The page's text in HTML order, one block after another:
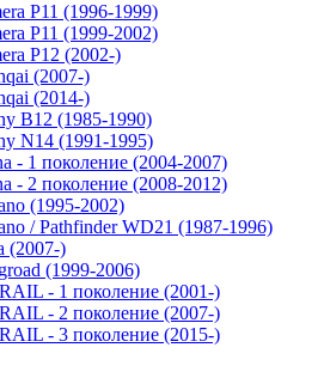
P11 (1996-1999)
P11 (1999-2002)
P12 (2002-)
(2007-)
(2014-)
B12 (1985-1990)
N14 (1991-1995)
- 1 поколение (2004-2007)
- 2 поколение (2008-2012)
(1995-2002)
/ Pathfinder WD21 (1987-1996)
(2007-)
(1999-2006)
- 1 поколение (2001-)
- 2 поколение (2007-)
- 3 поколение (2015-)